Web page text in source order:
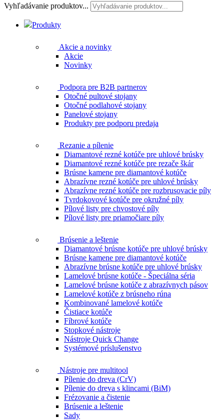
Vyhľadávanie produktov...
Produkty
Akcie a novinky
Akcie
Novinky
Podpora pre B2B partnerov
Otočné pultové stojany
Otočné podlahové stojany
Panelové stojany
Produkty pre podporu predaja
Rezanie a pílenie
Diamantové rezné kotúče pre uhlové brúsky
Diamantové rezné kotúče pre rezače škár
Brúsne kamene pre diamantové kotúče
Abrazívne rezné kotúče pre uhlové brúsky
Abrazívne rezné kotúče pre rozbrusovacie píly
Tvrdokovové kotúče pre okružné píly
Pílové listy pre chvostové píly
Pílové listy pre priamočiare píly
Brúsenie a leštenie
Diamantové brúsne kotúče pre uhlové brúsky
Brúsne kamene pre diamantové kotúče
Abrazívne brúsne kotúče pre uhlové brúsky
Lamelové brúsne kotúče - Špeciálna séria
Lamelové brúsne kotúče z abrazívnych pásov
Lamelové kotúče z brúsneho rúna
Kombinované lamelové kotúče
Čistiace kotúče
Fíbrové kotúče
Stopkové nástroje
Nástroje Quick Change
Systémové príslušenstvo
Nástroje pre multitool
Pílenie do dreva (CrV)
Pílenie do dreva s klincami (BiM)
Frézovanie a čistenie
Brúsenie a leštenie
Sady